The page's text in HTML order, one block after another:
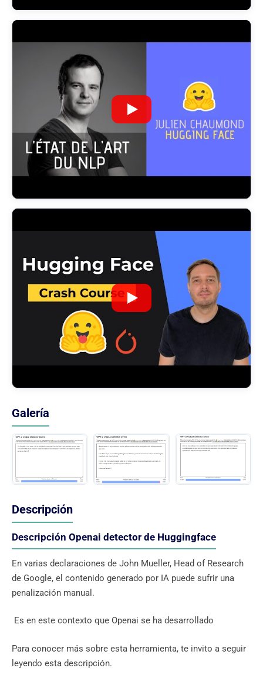
Galería
Descripción
Descripción Openai detector de Huggingface
En varias declaraciones de John Mueller, Head of Research
de Google, el contenido generado por IA puede sufrir una
penalización manual.
Es en este contexto que Openai se ha desarrollado
Para conocer más sobre esta herramienta, te invito a seguir
leyendo esta descripción.